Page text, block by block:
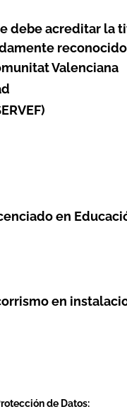
debe acreditar la
Valenciana
en
en
de Datos: